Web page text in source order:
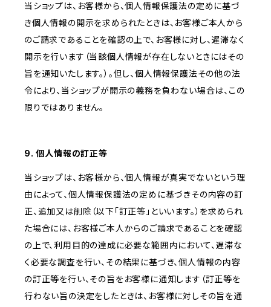
当ショップは、お客様から、個人情報保護法の定めに基づ
き個人情報の開示を求められたときは、お客様ご本人から
のご請求であることを確認の上で、お客様に対し、遅滞なく
開示を行います（当該個人情報が存在しないときにはその
旨を通知いたします。）。但し、個人情報保護法その他の法
令により、当ショップが開示の義務を負わない場合は、この
限りではありません。
9. 個人情報の訂正等
当ショップは、お客様から、個人情報が真実でないという理
由によって、個人情報保護法の定めに基づきその内容の訂
正、追加又は削除（以下「訂正等」といいます。）を求められ
た場合には、お客様ご本人からのご請求であることを確認
の上で、利用目的の達成に必要な範囲内において、遅滞な
く必要な調査を行い、その結果に基づき、個人情報の内容
の訂正等を行い、その旨をお客様に通知します（訂正等を
行わない旨の決定をしたときは、お客様に対しその旨を通